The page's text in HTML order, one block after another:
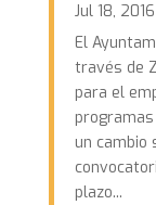
Jul 18, 2016
El
través de
para el
un cambio
plazo...